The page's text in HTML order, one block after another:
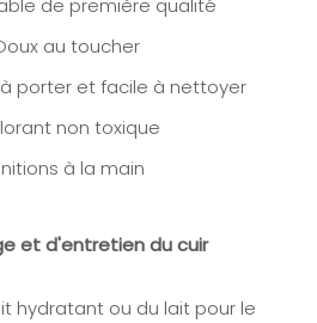
de première qualité
au toucher
porter et facile à nettoyer
non toxique
à la main
et d'entretien du cuir
hydratant ou du lait pour le